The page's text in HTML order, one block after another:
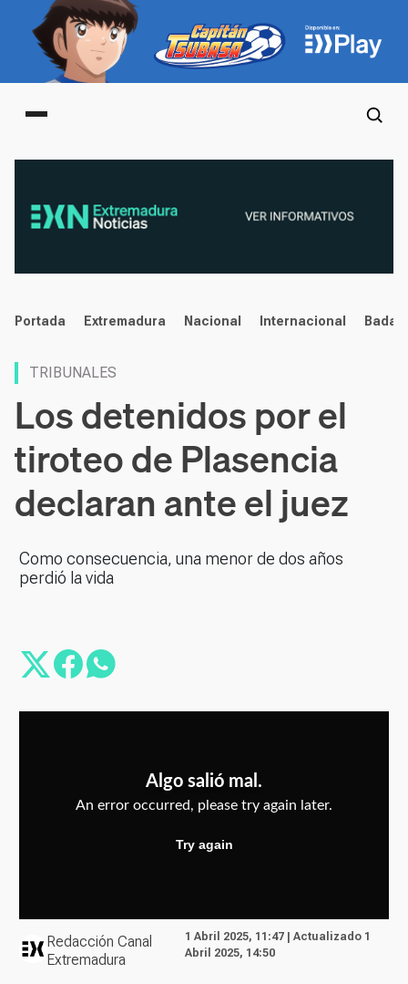
Main menu
noticias
Portada Extremadura Nacional Internacional
TRIBUNALES
Los detenidos por el
tiroteo de Plasencia
declaran ante el juez
Como consecuencia, una menor de dos años
perdió la vida
Redacción Canal
Extremadura
1 Abril 2025, 11:47 | Actualizado 1
Abril 2025, 14:50